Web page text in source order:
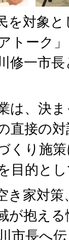
を対象
トーク
修一市
は、決
直接の
くり施
目的と
き家対
が抱え
市長へ